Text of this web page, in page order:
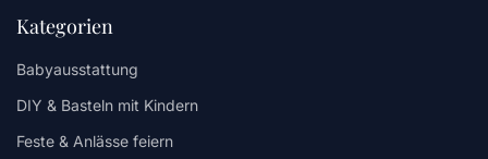
Kategorien
Babyausstattung
DIY & Basteln mit Kindern
Feste & Anlässe feiern